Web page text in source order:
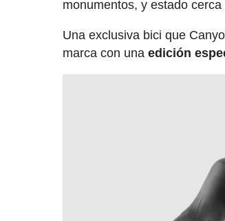
monumentos, y estado
Una exclusiva bici que
marca con unaedición